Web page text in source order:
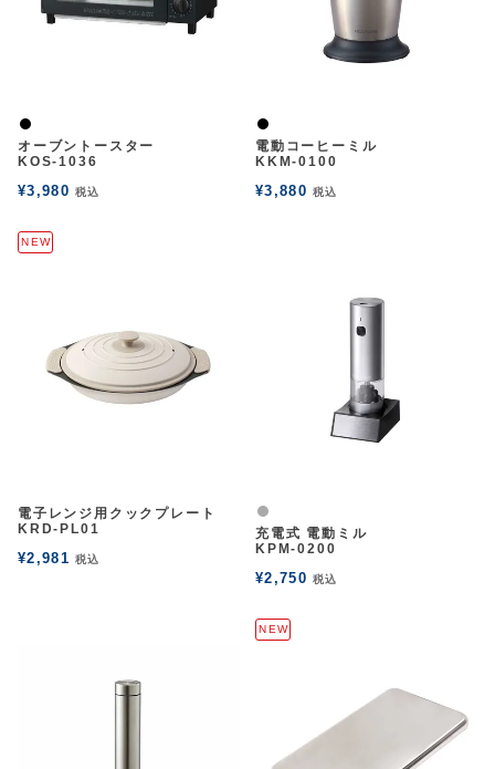
黒
オーブントースター
KOS-1036
¥3,980 税込
黒
電動コーヒーミル
KKM-0100
¥3,880 税込
NEW
電子レンジ用クックプレート
KRD-PL01
¥2,981 税込
グレー
充電式 電動ミル
KPM-0200
¥2,750 税込
NEW